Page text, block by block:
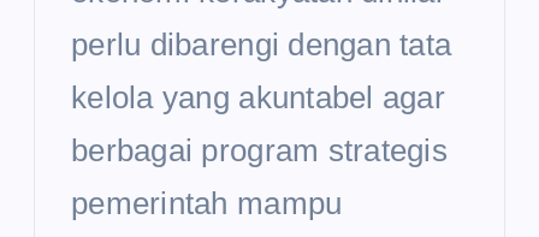
perlu dibarengi dengan tata
kelola yang akuntabel agar
berbagai program strategis
pemerintah mampu